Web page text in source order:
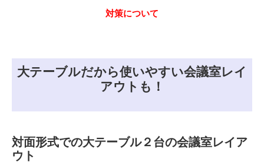
対策について
大テーブルだから使いやすい会議室レイ
アウトも！
対面形式での大テーブル２台の会議室レイア
ウト